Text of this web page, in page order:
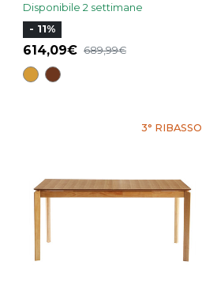
Disponibile 2 settimane
- 11%
614,09 689,99
3° RIBASSO